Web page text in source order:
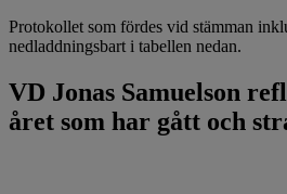
Protokollet som fördes vid stämman
nedladdningsbart i tabellen nedan.
VD Jonas Samuelson
året som har gått och